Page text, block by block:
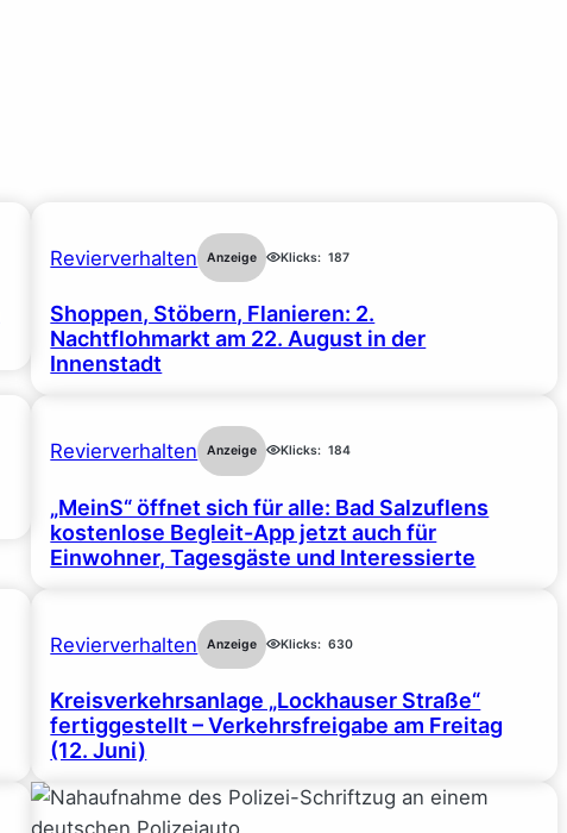
Revierverhalten Anzeige Klicks: 187
Shoppen, Stöbern, Flanieren: 2.
Nachtflohmarkt am 22. August in der
Innenstadt
Revierverhalten Anzeige Klicks: 184
„MeinS“ öffnet sich für alle: Bad Salzuflens
kostenlose Begleit-App jetzt auch für
Einwohner, Tagesgäste und Interessierte
Revierverhalten Anzeige Klicks: 630
Kreisverkehrsanlage „Lockhauser Straße“
fertiggestellt – Verkehrsfreigabe am Freitag
(12. Juni)